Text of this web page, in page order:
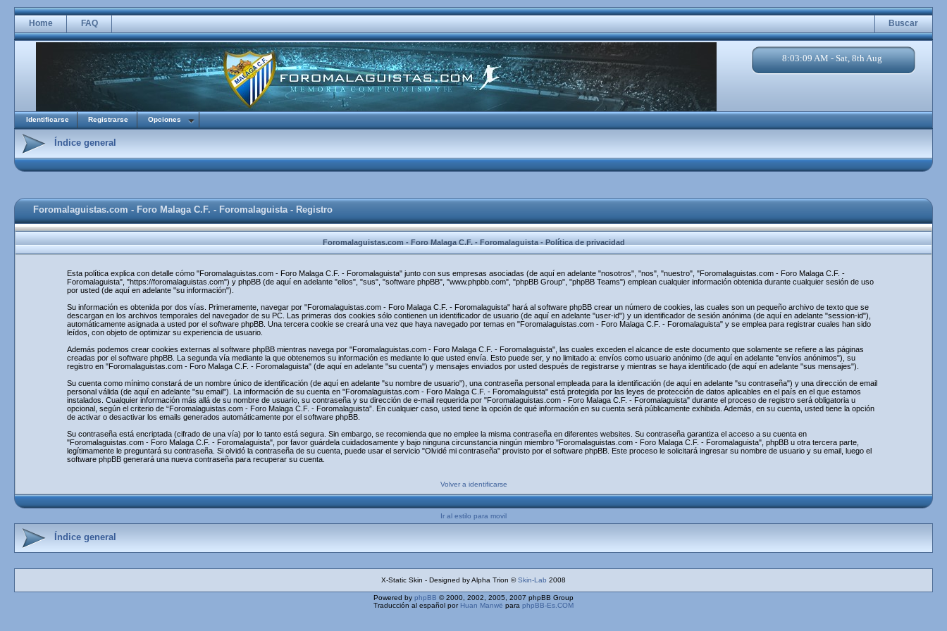
Home FAQ Buscar
8:03:09 AM - Sat, 8th Aug
Identificarse Registrarse Opciones
Índice general
Foromalaguistas.com - Foro Malaga C.F. - Foromalaguista - Registro
Foromalaguistas.com - Foro Malaga C.F. - Foromalaguista - Política de privacidad
Esta política explica con detalle cómo "Foromalaguistas.com - Foro Malaga C.F. - Foromalaguista" junto con sus empresas asociadas (de aquí en adelante "nosotros", "nos", "nuestro", "Foromalaguistas.com - Foro Malaga C.F. -
Foromalaguista", "https://foromalaguistas.com") y phpBB (de aquí en adelante "ellos", "sus", "software phpBB", "www.phpbb.com", "phpBB Group", "phpBB Teams") emplean cualquier información obtenida durante cualquier sesión de uso
por usted (de aquí en adelante "su información").
Su información es obtenida por dos vías. Primeramente, navegar por "Foromalaguistas.com - Foro Malaga C.F. - Foromalaguista" hará al software phpBB crear un número de cookies, las cuales son un pequeño archivo de texto que se
descargan en los archivos temporales del navegador de su PC. Las primeras dos cookies sólo contienen un identificador de usuario (de aquí en adelante "user-id") y un identificador de sesión anónima (de aquí en adelante "session-id"),
automáticamente asignada a usted por el software phpBB. Una tercera cookie se creará una vez que haya navegado por temas en "Foromalaguistas.com - Foro Malaga C.F. - Foromalaguista" y se emplea para registrar cuales han sido
leídos, con objeto de optimizar su experiencia de usuario.
Además podemos crear cookies externas al software phpBB mientras navega por "Foromalaguistas.com - Foro Malaga C.F. - Foromalaguista", las cuales exceden el alcance de este documento que solamente se refiere a las páginas
creadas por el software phpBB. La segunda vía mediante la que obtenemos su información es mediante lo que usted envía. Esto puede ser, y no limitado a: envíos como usuario anónimo (de aquí en adelante "envíos anónimos"), su
registro en "Foromalaguistas.com - Foro Malaga C.F. - Foromalaguista" (de aquí en adelante "su cuenta") y mensajes enviados por usted después de registrarse y mientras se haya identificado (de aquí en adelante "sus mensajes").
Su cuenta como mínimo constará de un nombre único de identificación (de aquí en adelante "su nombre de usuario"), una contraseña personal empleada para la identificación (de aquí en adelante "su contraseña") y una dirección de email
personal válida (de aquí en adelante "su email"). La información de su cuenta en "Foromalaguistas.com - Foro Malaga C.F. - Foromalaguista" está protegida por las leyes de protección de datos aplicables en el país en el que estamos
instalados. Cualquier información más allá de su nombre de usuario, su contraseña y su dirección de e-mail requerida por "Foromalaguistas.com - Foro Malaga C.F. - Foromalaguista" durante el proceso de registro será obligatoria u
opcional, según el criterio de “Foromalaguistas.com - Foro Malaga C.F. - Foromalaguista”. En cualquier caso, usted tiene la opción de qué información en su cuenta será públicamente exhibida. Además, en su cuenta, usted tiene la opción
de activar o desactivar los emails generados automáticamente por el software phpBB.
Su contraseña está encriptada (cifrado de una vía) por lo tanto está segura. Sin embargo, se recomienda que no emplee la misma contraseña en diferentes websites. Su contraseña garantiza el acceso a su cuenta en
"Foromalaguistas.com - Foro Malaga C.F. - Foromalaguista", por favor guárdela cuidadosamente y bajo ninguna circunstancia ningún miembro "Foromalaguistas.com - Foro Malaga C.F. - Foromalaguista", phpBB u otra tercera parte,
legítimamente le preguntará su contraseña. Si olvidó la contraseña de su cuenta, puede usar el servicio "Olvidé mi contraseña" provisto por el software phpBB. Este proceso le solicitará ingresar su nombre de usuario y su email, luego el
software phpBB generará una nueva contraseña para recuperar su cuenta.
Volver a identificarse
Ir al estilo para movil
Índice general
X-Static Skin - Designed by Alpha Trion ©Skin-Lab 2008
Powered by phpBB © 2000, 2002, 2005, 2007 phpBB Group
Traducción al español por Huan Manwë para phpBB-Es.COM